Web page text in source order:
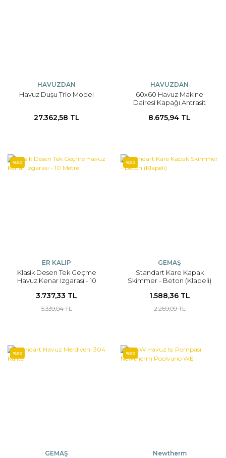
HAVUZDAN
Havuz Duşu Trio Model
27.362,58 TL
HAVUZDAN
60x60 Havuz Makine
Dairesi Kapağı Antrasit
8.675,94 TL
%30
ER KALIP
Klasik Desen Tek Geçme
Havuz Kenar Izgarası - 10
3.737,33 TL
5.339,04 TL
%30
GEMAŞ
Standart Kare Kapak
Skimmer - Beton (Klapeli)
1.588,36 TL
2.269,09 TL
%30
GEMAŞ
%30
Newtherm